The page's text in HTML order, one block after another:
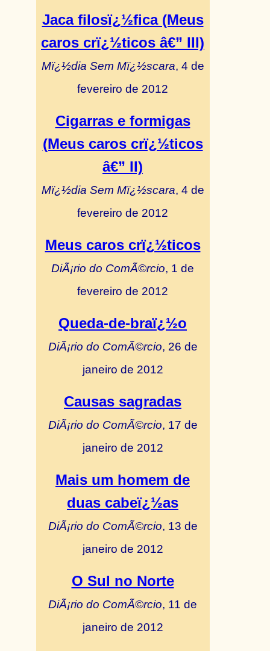
Jaca filosï¿½fica (Meus
caros crï¿½ticos â€” III)
Mï¿½dia Sem Mï¿½scara, 4 de
fevereiro de 2012
Cigarras e formigas
(Meus caros crï¿½ticos
â€” II)
Mï¿½dia Sem Mï¿½scara, 4 de
fevereiro de 2012
Meus caros crï¿½ticos
DiÃ¡rio do ComÃ©rcio, 1 de
fevereiro de 2012
Queda-de-braï¿½o
DiÃ¡rio do ComÃ©rcio, 26 de
janeiro de 2012
Causas sagradas
DiÃ¡rio do ComÃ©rcio, 17 de
janeiro de 2012
Mais um homem de
duas cabeï¿½as
DiÃ¡rio do ComÃ©rcio, 13 de
janeiro de 2012
O Sul no Norte
DiÃ¡rio do ComÃ©rcio, 11 de
janeiro de 2012